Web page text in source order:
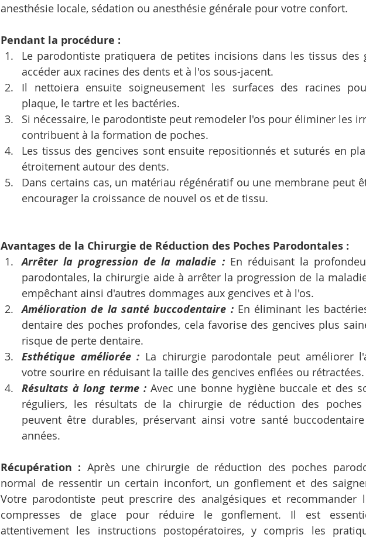
anesthésie locale, sédation ou anesthésie générale pour votre confort.
Pendant la procédure :
Le parodontiste pratiquera de petites incisions dans les tissus des
accéder aux racines des dents et à l'os sous-jacent.
Il nettoiera ensuite soigneusement les surfaces des racines
plaque, le tartre et les bactéries.
Si nécessaire, le parodontiste peut remodeler l'os pour éliminer les
contribuent à la formation de poches.
Les tissus des gencives sont ensuite repositionnés et suturés en
étroitement autour des dents.
Dans certains cas, un matériau régénératif ou une membrane peut
encourager la croissance de nouvel os et de tissu.
Avantages de la Chirurgie de Réduction des Poches Parodontales :
Arrêter la progression de la maladie : En réduisant la
parodontales, la chirurgie aide à arrêter la progression de la
empêchant ainsi d'autres dommages aux gencives et à l'os.
Amélioration de la santé buccodentaire : En éliminant les
dentaire des poches profondes, cela favorise des gencives plus
risque de perte dentaire.
Esthétique améliorée : La chirurgie parodontale peut améliorer
votre sourire en réduisant la taille des gencives enflées ou rétractées.
Résultats à long terme : Avec une bonne hygiène buccale et des
réguliers, les résultats de la chirurgie de réduction des poches
peuvent être durables, préservant ainsi votre santé
années.
Récupération : Après une chirurgie de réduction des poches
normal de ressentir un certain inconfort, un gonflement et des
Votre parodontiste peut prescrire des analgésiques et recommander
compresses de glace pour réduire le gonflement. Il est
attentivement les instructions postopératoires, y compris les